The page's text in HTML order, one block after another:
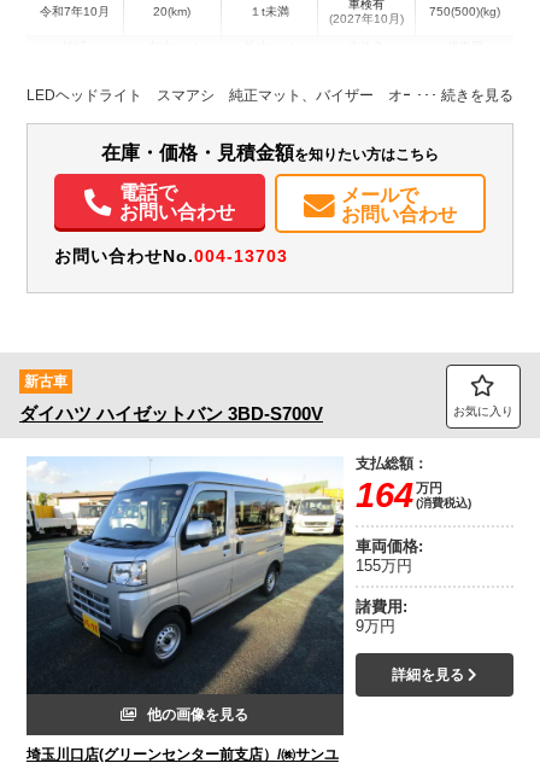
令和7年10月 20(km) １t未満
車検有
(2027年10月)
750(500)(kg)
エアコン パワステ パワーウィンドウ ABS エアバッグ
集中ドアロック
記録簿（一部含む）
取扱説明書（一部含む） メンテナンスノート（保証書）
LEDヘッドライト スマアシ 純正マット、バイザー オーディオレス
在庫・価格・見積金額を知りたい方はこちら
電話で
お問い合わせ
メールで
お問い合わせ
お問い合わせNo.004-13703
新古車
ダイハツ ハイゼットバン 3BD-S700V お気に入り
他の画像を見る
埼玉川口店(グリーンセンター前支店）/㈱サンユ
支払総額：
164万円
(消費税込)
車両価格:
155万円
諸費用:
9万円
詳細を見る